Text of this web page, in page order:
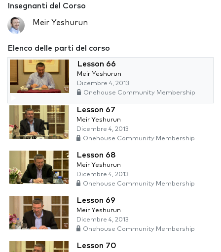
Insegnanti del Corso
Meir Yeshurun
Elenco delle parti del corso
Lesson 66
Meir Yeshurun
Dicembre 4, 2013
Onehouse Community Membership
Lesson 67
Meir Yeshurun
Dicembre 4, 2013
Onehouse Community Membership
Lesson 68
Meir Yeshurun
Dicembre 4, 2013
Onehouse Community Membership
Lesson 69
Meir Yeshurun
Dicembre 4, 2013
Onehouse Community Membership
Lesson 70